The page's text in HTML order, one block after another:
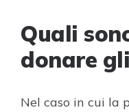
Quali
donare
Nel caso in cui la